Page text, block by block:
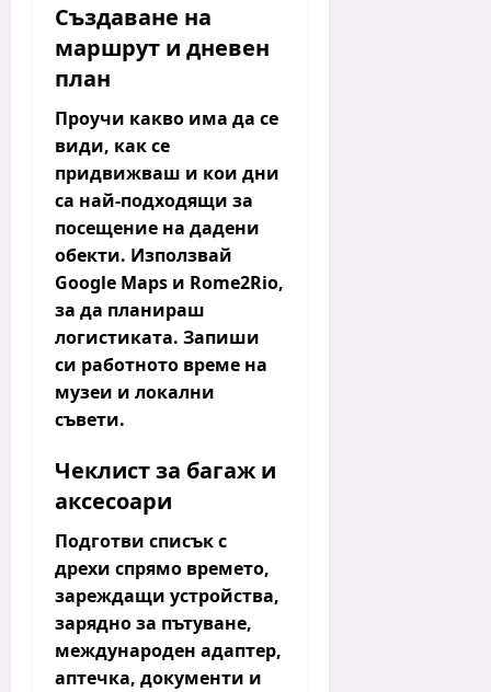
Създаване на
маршрут и дневен
план
Проучи какво има да се
види, как се
придвижваш и кои дни
са най-подходящи за
посещение на дадени
обекти. Използвай
Google Maps и Rome2Rio,
за да планираш
логистиката. Запиши
си работното време на
музеи и локални
съвети.
Чеклист за багаж и
аксесоари
Подготви списък с
дрехи спрямо времето,
зареждащи устройства,
зарядно за пътуване,
международен адаптер,
аптечка, документи и